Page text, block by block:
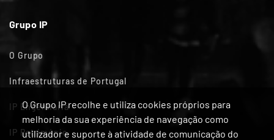
O Grupo IP recolhe e utiliza cookies próprios para
melhoria da sua experiência de navegação como
utilizador e suporte à atividade de comunicação do
Grupo IP
O Grupo
Infraestruturas de Portugal
IP Engenharia
IP Património